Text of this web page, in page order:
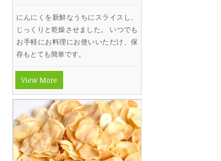
にんにくを新鮮なうちにスライスし、
じっくりと乾燥させました。 いつでも
お手軽にお料理にお使いいただけ、保
存もとても簡単です。
View More